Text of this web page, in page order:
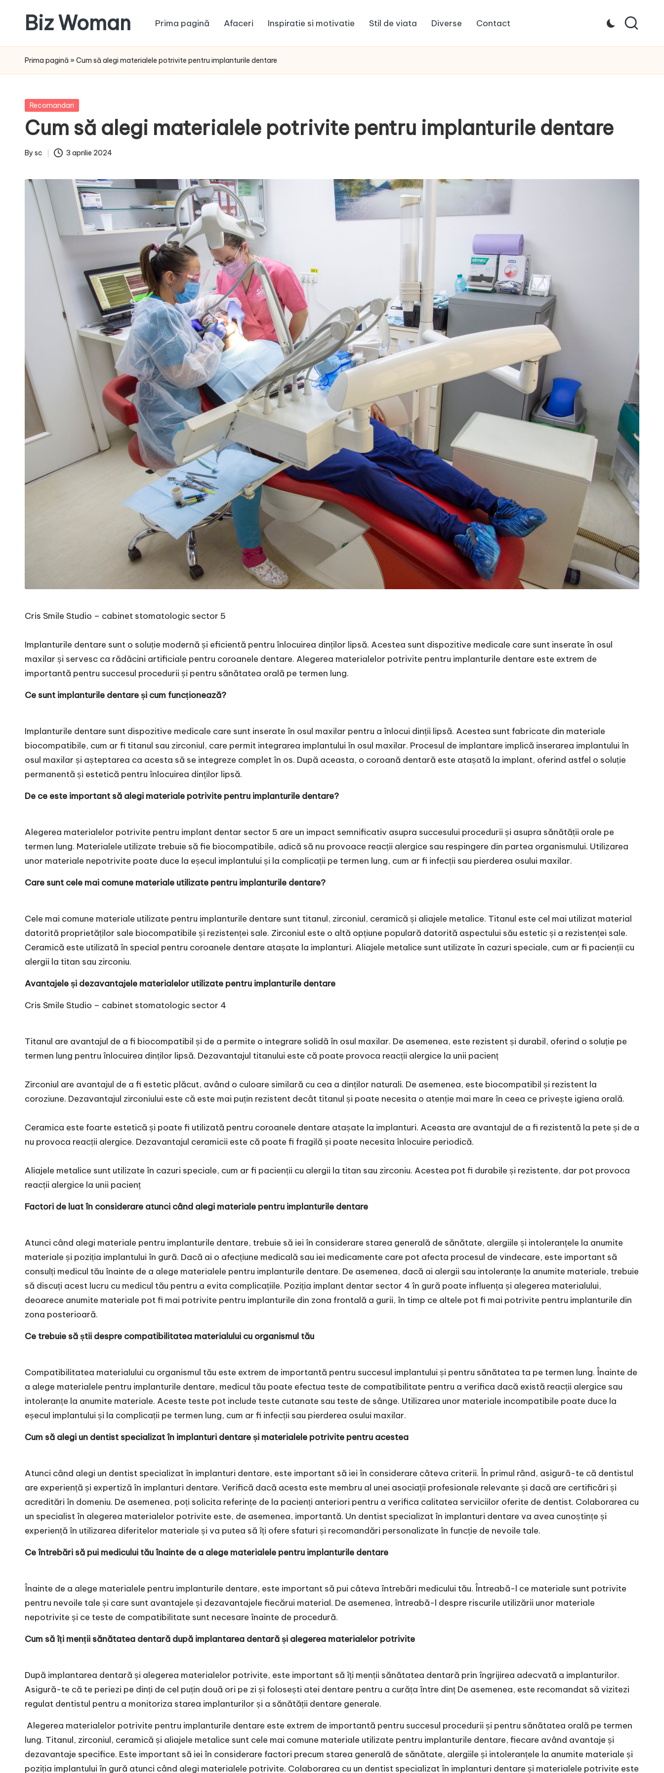
content
Biz Woman
ta,
succesul
Prima pagină Afaceri Inspiratie si motivatie Stil de viata Diverse Contact
Prima pagină » Cum să alegi materialele potrivite pentru implanturile dentare
Posted
Recomandari
Cum să alegi materialele potrivite pentru implanturile dentare
Posted
By sc 3 aprilie 2024
Cris Smile Studio – cabinet stomatologic sector 5
Implanturile dentare sunt o soluție modernă și eficientă pentru înlocuirea dinților lipsă. Acestea sunt dispozitive medicale care sunt inserate în osul
maxilar și servesc ca rădăcini artificiale pentru coroanele dentare. Alegerea materialelor potrivite pentru implanturile dentare este extrem de
importantă pentru succesul procedurii și pentru sănătatea orală pe termen lung.
Ce sunt implanturile dentare și cum funcționează?
Implanturile dentare sunt dispozitive medicale care sunt inserate în osul maxilar pentru a înlocui dinții lipsă. Acestea sunt fabricate din materiale
biocompatibile, cum ar fi titanul sau zirconiul, care permit integrarea implantului în osul maxilar. Procesul de implantare implică inserarea implantului în
osul maxilar și așteptarea ca acesta să se integreze complet în os. După aceasta, o coroană dentară este atașată la implant, oferind astfel o soluție
permanentă și estetică pentru înlocuirea dinților lipsă.
De ce este important să alegi materiale potrivite pentru implanturile dentare?
Alegerea materialelor potrivite pentru implant dentar sector 5 are un impact semnificativ asupra succesului procedurii și asupra sănătății orale pe
termen lung. Materialele utilizate trebuie să fie biocompatibile, adică să nu provoace reacții alergice sau respingere din partea organismului. Utilizarea
unor materiale nepotrivite poate duce la eșecul implantului și la complicații pe termen lung, cum ar fi infecții sau pierderea osului maxilar.
Care sunt cele mai comune materiale utilizate pentru implanturile dentare?
Cele mai comune materiale utilizate pentru implanturile dentare sunt titanul, zirconiul, ceramică și aliajele metalice. Titanul este cel mai utilizat material
datorită proprietăților sale biocompatibile și rezistenței sale. Zirconiul este o altă opțiune populară datorită aspectului său estetic și a rezistenței sale.
Ceramică este utilizată în special pentru coroanele dentare atașate la implanturi. Aliajele metalice sunt utilizate în cazuri speciale, cum ar fi pacienții cu
alergii la titan sau zirconiu.
Avantajele și dezavantajele materialelor utilizate pentru implanturile dentare
Cris Smile Studio – cabinet stomatologic sector 4
Titanul are avantajul de a fi biocompatibil și de a permite o integrare solidă în osul maxilar. De asemenea, este rezistent și durabil, oferind o soluție pe
termen lung pentru înlocuirea dinților lipsă. Dezavantajul titanului este că poate provoca reacții alergice la unii pacienț
Zirconiul are avantajul de a fi estetic plăcut, având o culoare similară cu cea a dinților naturali. De asemenea, este biocompatibil și rezistent la
coroziune. Dezavantajul zirconiului este că este mai puțin rezistent decât titanul și poate necesita o atenție mai mare în ceea ce privește igiena orală.
Ceramica este foarte estetică și poate fi utilizată pentru coroanele dentare atașate la implanturi. Aceasta are avantajul de a fi rezistentă la pete și de a
nu provoca reacții alergice. Dezavantajul ceramicii este că poate fi fragilă și poate necesita înlocuire periodică.
Aliajele metalice sunt utilizate în cazuri speciale, cum ar fi pacienții cu alergii la titan sau zirconiu. Acestea pot fi durabile și rezistente, dar pot provoca
reacții alergice la unii pacienț
Factori de luat în considerare atunci când alegi materiale pentru implanturile dentare
Atunci când alegi materiale pentru implanturile dentare, trebuie să iei în considerare starea generală de sănătate, alergiile și intoleranțele la anumite
materiale și poziția implantului în gură. Dacă ai o afecțiune medicală sau iei medicamente care pot afecta procesul de vindecare, este important să
consulți medicul tău înainte de a alege materialele pentru implanturile dentare. De asemenea, dacă ai alergii sau intoleranțe la anumite materiale, trebuie
să discuți acest lucru cu medicul tău pentru a evita complicațiile. Poziția implant dentar sector 4 în gură poate influența și alegerea materialului,
deoarece anumite materiale pot fi mai potrivite pentru implanturile din zona frontală a gurii, în timp ce altele pot fi mai potrivite pentru implanturile din
zona posterioară.
Ce trebuie să știi despre compatibilitatea materialului cu organismul tău
Compatibilitatea materialului cu organismul tău este extrem de importantă pentru succesul implantului și pentru sănătatea ta pe termen lung. Înainte de
a alege materialele pentru implanturile dentare, medicul tău poate efectua teste de compatibilitate pentru a verifica dacă există reacții alergice sau
intoleranțe la anumite materiale. Aceste teste pot include teste cutanate sau teste de sânge. Utilizarea unor materiale incompatibile poate duce la
eșecul implantului și la complicații pe termen lung, cum ar fi infecții sau pierderea osului maxilar.
Cum să alegi un dentist specializat în implanturi dentare și materialele potrivite pentru acestea
Atunci când alegi un dentist specializat în implanturi dentare, este important să iei în considerare câteva criterii. În primul rând, asigură-te că dentistul
are experiență și expertiză în implanturi dentare. Verifică dacă acesta este membru al unei asociații profesionale relevante și dacă are certificări și
acreditări în domeniu. De asemenea, poți solicita referințe de la pacienți anteriori pentru a verifica calitatea serviciilor oferite de dentist. Colaborarea cu
un specialist în alegerea materialelor potrivite este, de asemenea, importantă. Un dentist specializat în implanturi dentare va avea cunoștințe și
experiență în utilizarea diferitelor materiale și va putea să îți ofere sfaturi și recomandări personalizate în funcție de nevoile tale.
Ce întrebări să pui medicului tău înainte de a alege materialele pentru implanturile dentare
Înainte de a alege materialele pentru implanturile dentare, este important să pui câteva întrebări medicului tău. Întreabă-l ce materiale sunt potrivite
pentru nevoile tale și care sunt avantajele și dezavantajele fiecărui material. De asemenea, întreabă-l despre riscurile utilizării unor materiale
nepotrivite și ce teste de compatibilitate sunt necesare înainte de procedură.
Cum să îți menții sănătatea dentară după implantarea dentară și alegerea materialelor potrivite
După implantarea dentară și alegerea materialelor potrivite, este important să îți menții sănătatea dentară prin îngrijirea adecvată a implanturilor.
Asigură-te că te periezi pe dinți de cel puțin două ori pe zi și folosești atei dentare pentru a curăța între dinț De asemenea, este recomandat să vizitezi
regulat dentistul pentru a monitoriza starea implanturilor și a sănătății dentare generale.
Alegerea materialelor potrivite pentru implanturile dentare este extrem de importantă pentru succesul procedurii și pentru sănătatea orală pe termen
lung. Titanul, zirconiul, ceramică și aliajele metalice sunt cele mai comune materiale utilizate pentru implanturile dentare, fiecare având avantaje și
dezavantaje specifice. Este important să iei în considerare factori precum starea generală de sănătate, alergiile și intoleranțele la anumite materiale și
poziția implantului în gură atunci când alegi materialele potrivite. Colaborarea cu un dentist specializat în implanturi dentare și materialele potrivite este